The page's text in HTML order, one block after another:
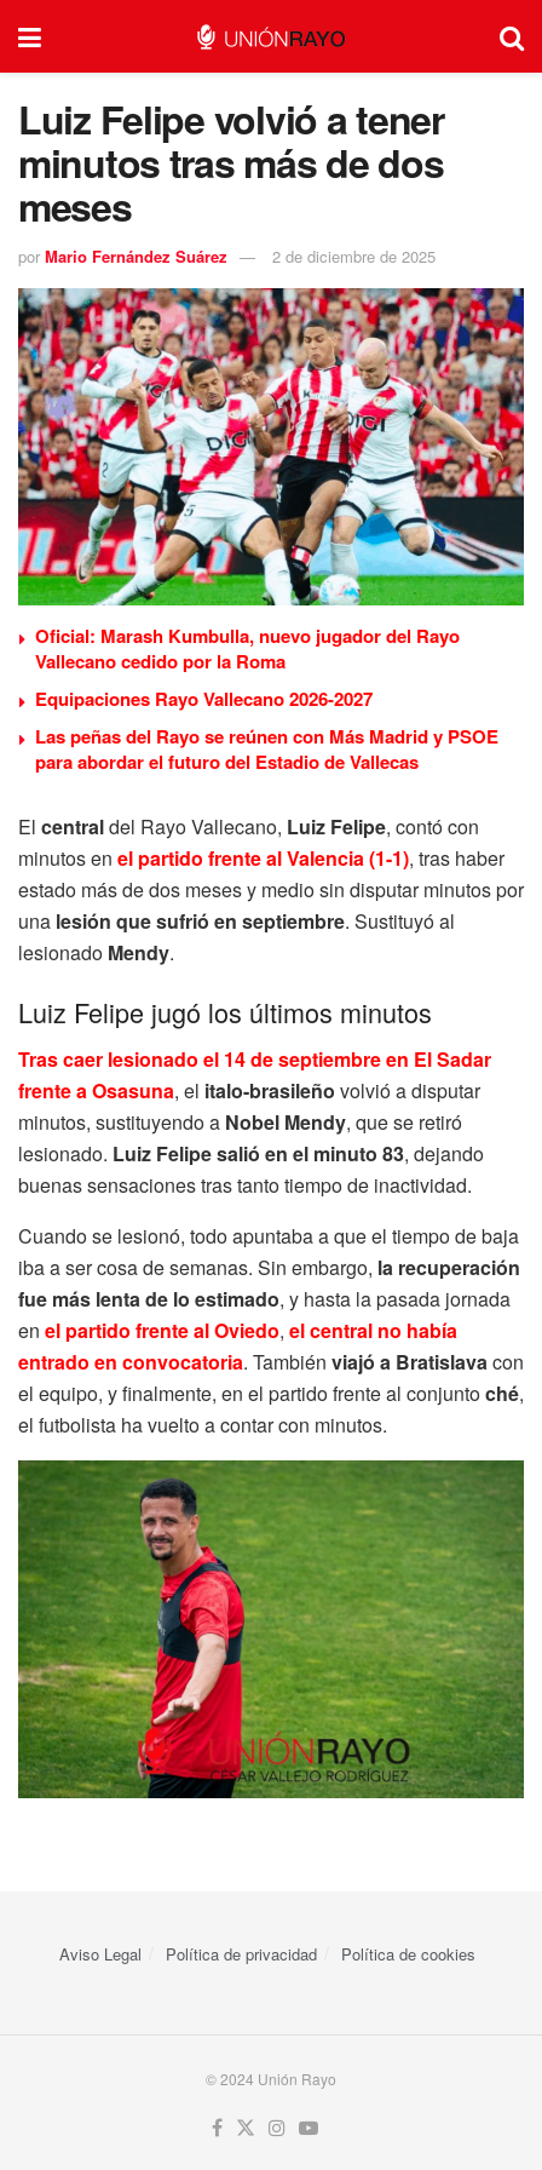
Luiz Felipe volvió a tener
minutos tras más de dos
meses
por Mario Fernández Suárez 2 de diciembre de 2025
Oficial: Marash Kumbulla, nuevo jugador del Rayo
Vallecano cedido por la Roma
Equipaciones Rayo Vallecano 2026-2027
Las peñas del Rayo se reúnen con Más Madrid y PSOE
para abordar el futuro del Estadio de Vallecas
El centraldel Rayo Vallecano, Luiz Felipe, contó con
minutos en el partido frente al Valencia (1-1), tras haber
estado más de dos meses y medio sin disputar minutos por
una lesión que sufrió en septiembre. Sustituyó al
lesionado Mendy.
Luiz Felipe jugó los últimos minutos
Tras caer lesionado el 14 de septiembre en El Sadar
frente a Osasuna, el italo-brasileño volvió a disputar
minutos, sustituyendo a Nobel Mendy, que se retiró
lesionado. Luiz Felipe salió en el minuto 83, dejando
buenas sensaciones tras tanto tiempo de inactividad.
Cuando se lesionó, todo apuntaba a que el tiempo de baja
iba a ser cosa de semanas. Sin embargo, la recuperación
fue más lenta de lo estimado, y hasta la pasada jornada
en el partido frente al Oviedo, el central no había
entrado en convocatoria. También viajó a Bratislavacon
el equipo, y finalmente, en el partido frente al conjuntoché,
el futbolista ha vuelto a contar con minutos.
Aviso Legal Política de privacidad Política de cookies
© 2024 Unión Rayo